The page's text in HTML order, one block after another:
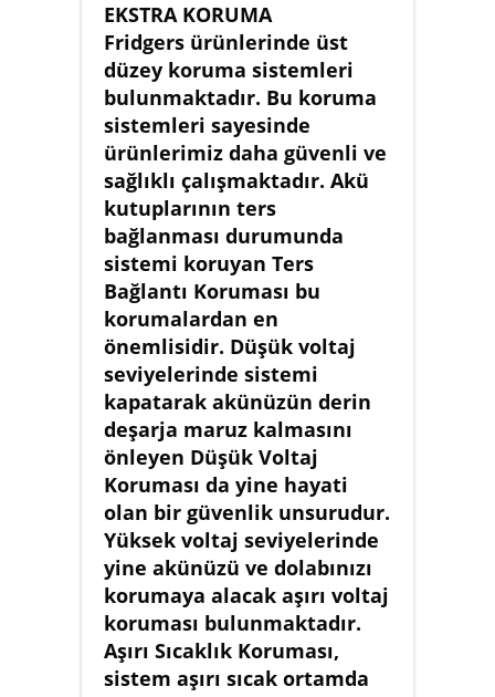
EKSTRA KORUMA
Fridgers ürünlerinde üst
düzey koruma sistemleri
bulunmaktadır. Bu koruma
sistemleri sayesinde
ürünlerimiz daha güvenli ve
sağlıklı çalışmaktadır. Akü
kutuplarının ters
bağlanması durumunda
sistemi koruyan Ters
Bağlantı Koruması bu
korumalardan en
önemlisidir. Düşük voltaj
seviyelerinde sistemi
kapatarak akünüzün derin
deşarja maruz kalmasını
önleyen Düşük Voltaj
Koruması da yine hayati
olan bir güvenlik unsurudur.
Yüksek voltaj seviyelerinde
yine akünüzü ve dolabınızı
korumaya alacak aşırı voltaj
koruması bulunmaktadır.
Aşırı Sıcaklık Koruması,
sistem aşırı sıcak ortamda